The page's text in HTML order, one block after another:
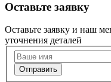
Оставьте заявку
Оставьте заявку и наш
уточнения деталей
Отправить